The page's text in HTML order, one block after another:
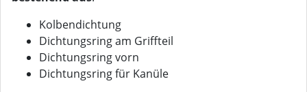
Kolbendichtung
Dichtungsring am Griffteil
Dichtungsring vorn
Dichtungsring für Kanüle